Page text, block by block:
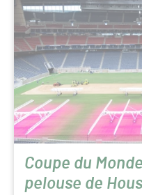
Coupe du
pelouse de